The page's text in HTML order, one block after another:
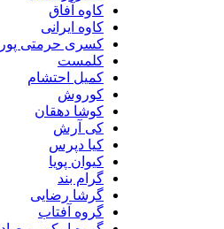
کاوه آفاق
کاوه ایرانی
کسری حرمتی پور
کلمست
کمیل احتشام
کوروش
کوشا دهقان
کی آرش
کیا دپرس
کیوان پویا
گرام بند
گرشا رضایی
گروه آفتاب